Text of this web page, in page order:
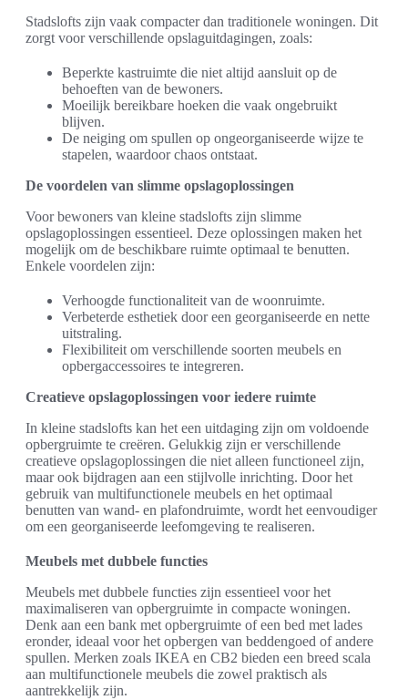
Stadslofts zijn vaak compacter dan traditionele woningen. Dit
zorgt voor verschillende opslaguitdagingen, zoals:
Beperkte kastruimte die niet altijd aansluit op de
behoeften van de bewoners.
Moeilijk bereikbare hoeken die vaak ongebruikt
blijven.
De neiging om spullen op ongeorganiseerde wijze te
stapelen, waardoor chaos ontstaat.
De voordelen van slimme opslagoplossingen
Voor bewoners van kleine stadslofts zijn slimme
opslagoplossingen essentieel. Deze oplossingen maken het
mogelijk om de beschikbare ruimte optimaal te benutten.
Enkele voordelen zijn:
Verhoogde functionaliteit van de woonruimte.
Verbeterde esthetiek door een georganiseerde en nette
uitstraling.
Flexibiliteit om verschillende soorten meubels en
opbergaccessoires te integreren.
Creatieve opslagoplossingen voor iedere ruimte
In kleine stadslofts kan het een uitdaging zijn om voldoende
opbergruimte te creëren. Gelukkig zijn er verschillende
creatieve opslagoplossingen die niet alleen functioneel zijn,
maar ook bijdragen aan een stijlvolle inrichting. Door het
gebruik van multifunctionele meubels en het optimaal
benutten van wand- en plafondruimte, wordt het eenvoudiger
om een georganiseerde leefomgeving te realiseren.
Meubels met dubbele functies
Meubels met dubbele functies zijn essentieel voor het
maximaliseren van opbergruimte in compacte woningen.
Denk aan een bank met opbergruimte of een bed met lades
eronder, ideaal voor het opbergen van beddengoed of andere
spullen. Merken zoals IKEA en CB2 bieden een breed scala
aan multifunctionele meubels die zowel praktisch als
aantrekkelijk zijn.